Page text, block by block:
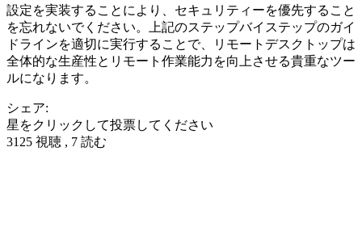
設定を実装することにより、セキュリティーを優先すること
を忘れないでください。上記のステップバイステップのガイ
ドラインを適切に実行することで、リモートデスクトップは
全体的な生産性とリモート作業能力を向上させる貴重なツー
ルになります。
シェア:
星をクリックして投票してください
3125 視聴 , 7 読む